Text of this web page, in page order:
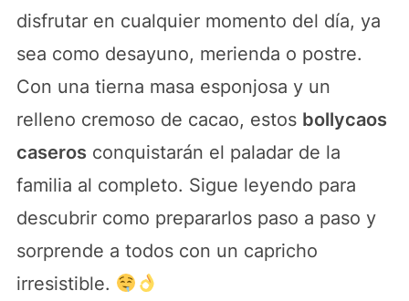
disfrutar en cualquier momento del día, ya
sea como desayuno, merienda o postre.
Con una tierna masa esponjosa y un
relleno cremoso de cacao, estos bollycaos
caseros conquistarán el paladar de la
familia al completo. Sigue leyendo para
descubrir como prepararlos paso a paso y
sorprende a todos con un capricho
irresistible.